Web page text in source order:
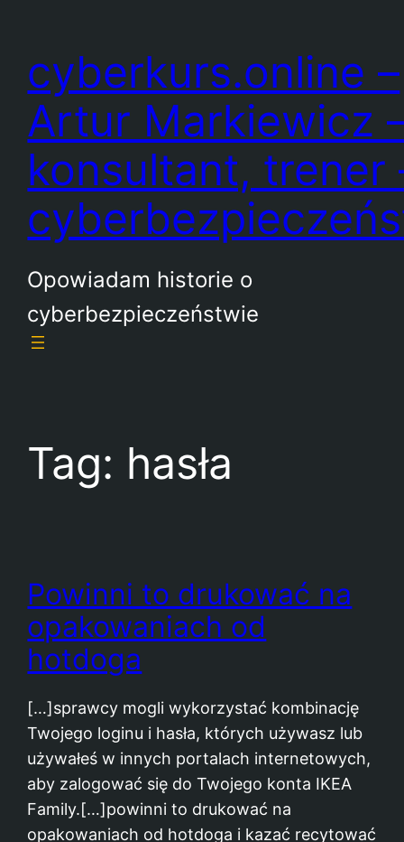
treści
cyberkurs.online –
Artur Markiewicz
konsultant, trener
Opowiadam historie o
cyberbezpieczeństwie
Tag: hasła
Powinni to drukować na
opakowaniach od
hotdoga
[…]sprawcy mogli wykorzystać kombinację
Twojego loginu i hasła, których używasz lub
używałeś w innych portalach internetowych,
aby zalogować się do Twojego konta IKEA
Family.[…]powinni to drukować na
opakowaniach od hotdoga i kazać recytować